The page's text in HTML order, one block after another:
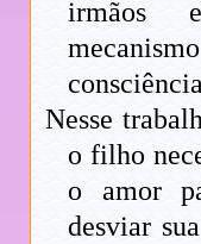
irmãos
Nesse
o filho
o amor
desviar